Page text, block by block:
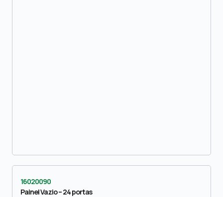
16020090
Painel Vazio – 24 portas